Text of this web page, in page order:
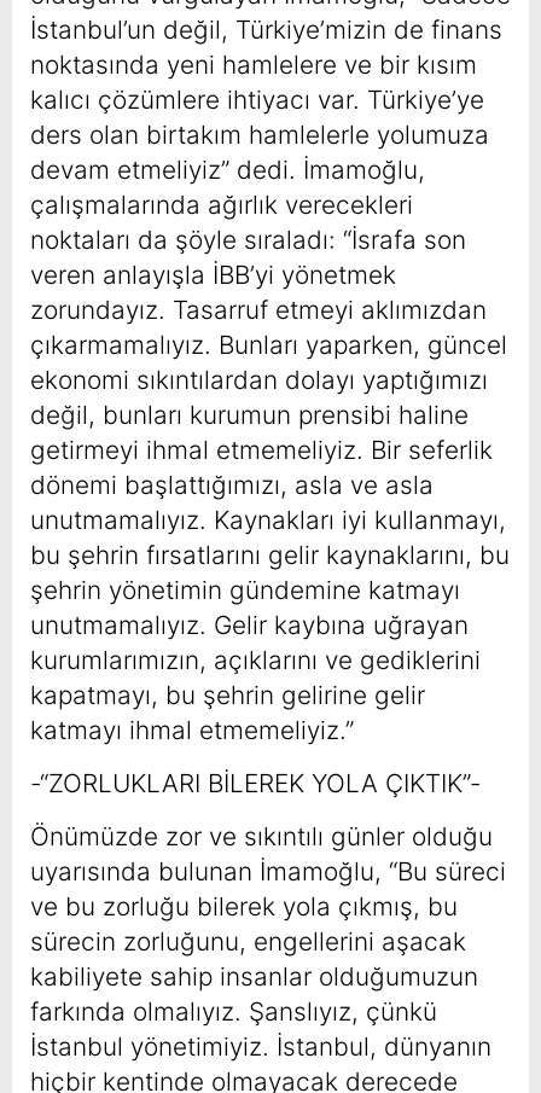
İstanbul’un değil, Türkiye’mizin de finans
noktasında yeni hamlelere ve bir kısım
kalıcı çözümlere ihtiyacı var. Türkiye’ye
ders olan birtakım hamlelerle yolumuza
devam etmeliyiz” dedi. İmamoğlu,
çalışmalarında ağırlık verecekleri
noktaları da şöyle sıraladı: “İsrafa son
veren anlayışla İBB’yi yönetmek
zorundayız. Tasarruf etmeyi aklımızdan
çıkarmamalıyız. Bunları yaparken, güncel
ekonomi sıkıntılardan dolayı yaptığımızı
değil, bunları kurumun prensibi haline
getirmeyi ihmal etmemeliyiz. Bir seferlik
dönemi başlattığımızı, asla ve asla
unutmamalıyız. Kaynakları iyi kullanmayı,
bu şehrin fırsatlarını gelir kaynaklarını, bu
şehrin yönetimin gündemine katmayı
unutmamalıyız. Gelir kaybına uğrayan
kurumlarımızın, açıklarını ve gediklerini
kapatmayı, bu şehrin gelirine gelir
katmayı ihmal etmemeliyiz.”
-“ZORLUKLARI BİLEREK YOLA ÇIKTIK”-
Önümüzde zor ve sıkıntılı günler olduğu
uyarısında bulunan İmamoğlu, “Bu süreci
ve bu zorluğu bilerek yola çıkmış, bu
sürecin zorluğunu, engellerini aşacak
kabiliyete sahip insanlar olduğumuzun
farkında olmalıyız. Şanslıyız, çünkü
İstanbul yönetimiyiz. İstanbul, dünyanın
hiçbir kentinde olmayacak derecede